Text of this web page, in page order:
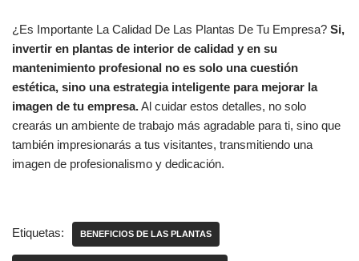
¿Es Importante La Calidad De Las Plantas De Tu Empresa? Si,
invertir en plantas de interior de calidad y en su
mantenimiento profesional no es solo una cuestión
estética, sino una estrategia inteligente para mejorar la
imagen de tu empresa.Al cuidar estos detalles, no solo
crearás un ambiente de trabajo más agradable para ti, sino que
también impresionarás a tus visitantes, transmitiendo una
imagen de profesionalismo y dedicación.
Etiquetas: BENEFICIOS DE LAS PLANTAS